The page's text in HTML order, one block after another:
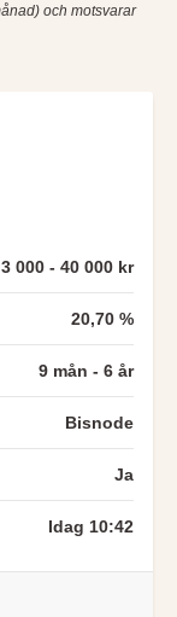
och motsvarar
3 000 - 40 000 kr
20,70 %
9 mån - 6 år
Bisnode
Ja
Idag 10:42